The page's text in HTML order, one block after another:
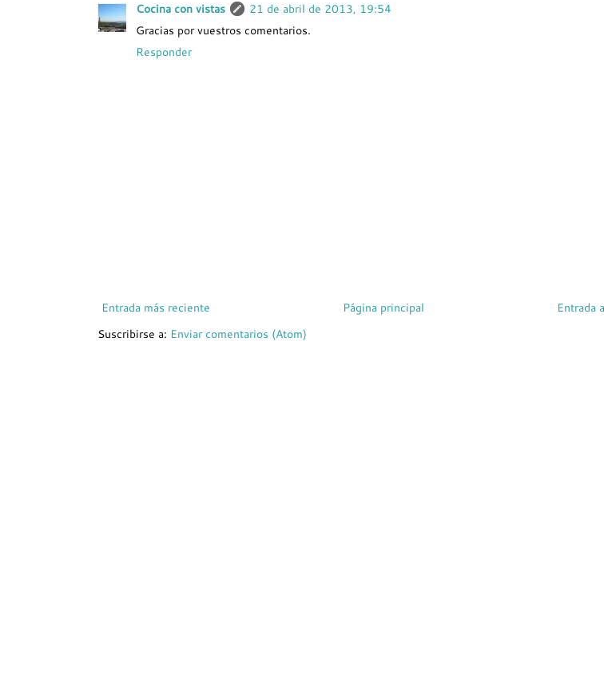
Cocina con vistas
21 de abril de 2013, 19:54
Gracias por vuestros comentarios.
Responder
Entrada más reciente Entrada
Página principal
Suscribirse a: Enviar comentarios (Atom)